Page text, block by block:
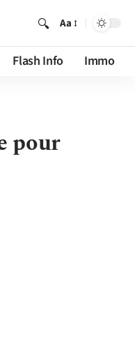
Aa
Flash Info Immo
pour